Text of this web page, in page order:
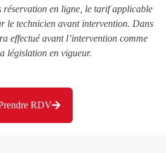
réservation en ligne, le tarif applicable
le technicien avant intervention. Dans
effectué avant l’intervention comme
législation en vigueur.
RDV